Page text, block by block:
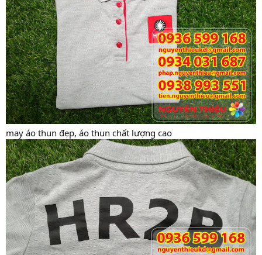
may áo thun đẹp, áo thun chất lượng cao